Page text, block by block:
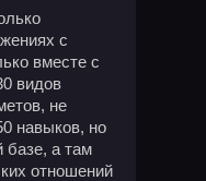
с
вместе с
видов
не
навыков, но
базе, а там
отношений